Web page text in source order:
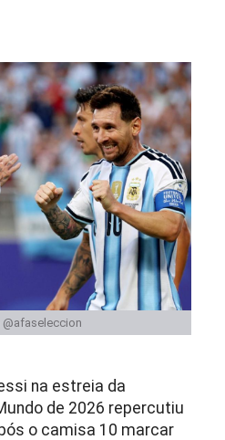
na estreia da
de 2026 repercutiu
o camisa 10 marcar